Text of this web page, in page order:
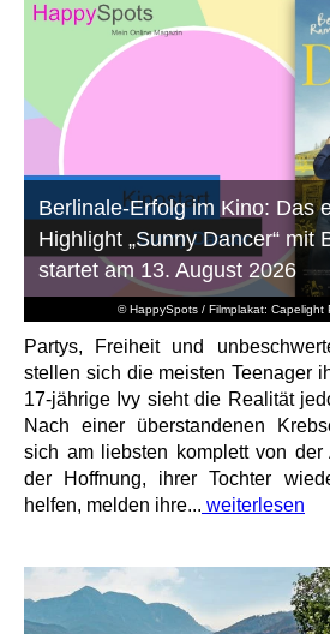
© HappySpots / Filmplakat: Capelight
Berlinale-Erfolg im Kino: Das
Highlight „Sunny Dancer“ mit
startet am 13. August 2026
Partys, Freiheit und
stellen sich die meisten Teenager
17-jährige Ivy sieht die Realität
Nach einer überstandenen
sich am liebsten komplett von der
der Hoffnung, ihrer Tochter
helfen, melden ihre... weiterlesen